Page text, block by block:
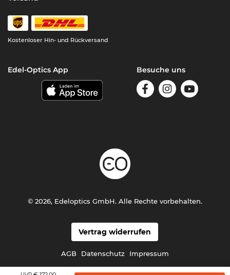
Kostenloser Hin- und Rückversand
Edel-Optics App Besuche uns
Vertrag widerrufen
AGB Datenschutz Impressum
© 2026, Edeloptics GmbH. Alle Rechte vorbehalten.